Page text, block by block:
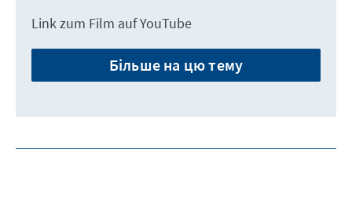
Link zum Film auf YouTube
Більше на цю тему